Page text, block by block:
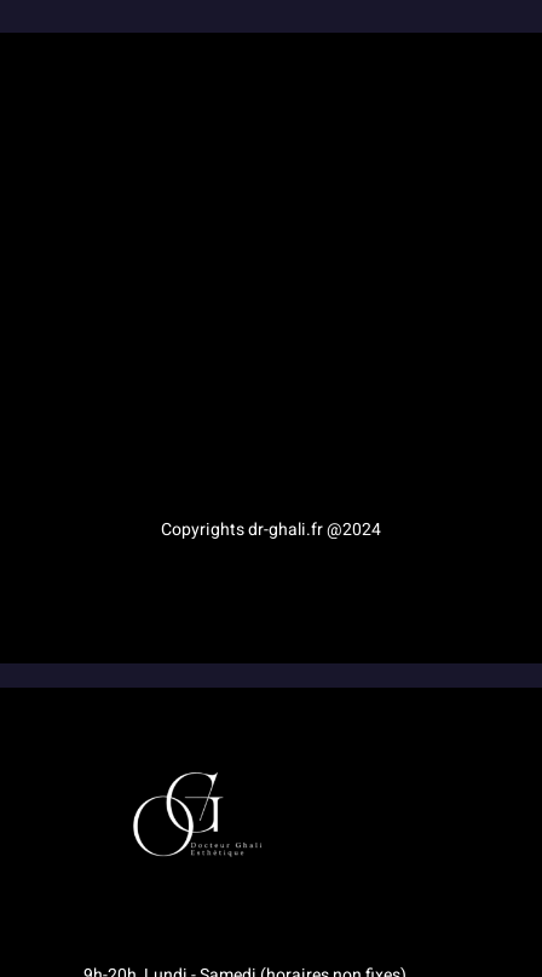
Copyrights dr-ghali.fr @2024